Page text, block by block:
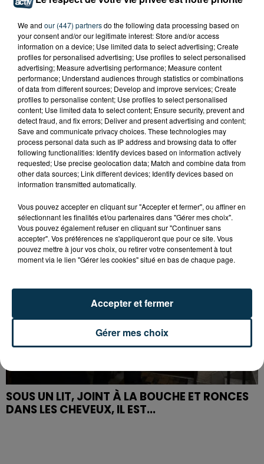
IL SE PROMÈNE AVEC CINQ COUTEAUX ET UN
NUNCHAKU À SAINT-CHAMOND
SOUS UN LIT, JOINT À LA BOUCHE ET RONCES
DANS LES CHEVEUX, IL EST...
We and our (447) partnersdo the following data processing based on
your consent and/or our legitimate interest: Store and/or access
information on a device; Use limited data to select advertising; Create
profiles for personalised advertising; Use profiles to select personalised
advertising; Measure advertising performance; Measure content
performance; Understand audiences through statistics or combinations
of data from different sources; Develop and improve services; Create
profiles to personalise content; Use profiles to select personalised
content; Use limited data to select content; Ensure security, prevent and
detect fraud, and fix errors; Deliver and present advertising and content;
Save and communicate privacy choices. These technologies may
process personal data such as IP address and browsing data to offer
following functionalities: Identify devices based on information actively
requested; Use precise geolocation data; Match and combine data from
other data sources; Link different devices; Identify devices based on
information transmitted automatically.
Vous pouvez accepter en cliquant sur "Accepter et fermer", ou affiner en
sélectionnant les finalités et/ou partenaires dans "Gérer mes choix".
Vous pouvez également refuser en cliquant sur "Continuer sans
accepter". Vos préférences ne s'appliqueront que pour ce site. Vous
pouvez mettre à jour vos choix, ou retirer votre consentement à tout
moment via le lien "Gérer les cookies" situé en bas de chaque page.
Gérer mes choix
Accepter et fermer